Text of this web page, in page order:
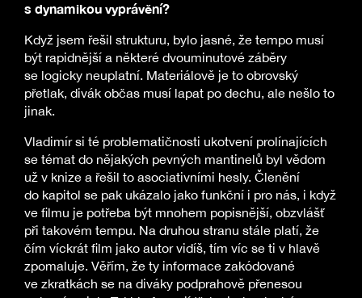
s dynamikou vyprávění?
Když jsem řešil strukturu, bylo jasné, že tempo musí
být rapidnější a některé dvouminutové záběry
se logicky neuplatní. Materiálově je to obrovský
přetlak, divák občas musí lapat po dechu, ale nešlo to
jinak.
Vladimír si té problematičnosti ukotvení prolínajících
se témat do nějakých pevných mantinelů byl vědom
už v knize a řešil to asociativními hesly. Členění
do kapitol se pak ukázalo jako funkční i pro nás, i když
ve filmu je potřeba být mnohem popisnější, obzvlášť
při takovém tempu. Na druhou stranu stále platí, že
čím víckrát film jako autor vidíš, tím víc se ti v hlavě
zpomaluje. Věřím, že ty informace zakódované
ve zkratkách se na diváky podprahově přenesou